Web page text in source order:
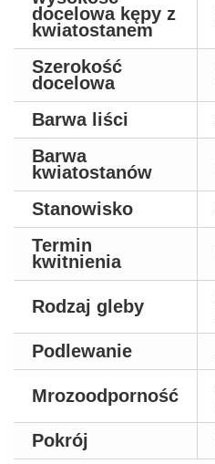
docelowa kępy z
kwiatostanem
Szerokość
docelowa
Barwa liści
Barwa
kwiatostanów
Stanowisko
Termin
kwitnienia
Rodzaj gleby
Podlewanie
Mrozoodporność
Pokrój